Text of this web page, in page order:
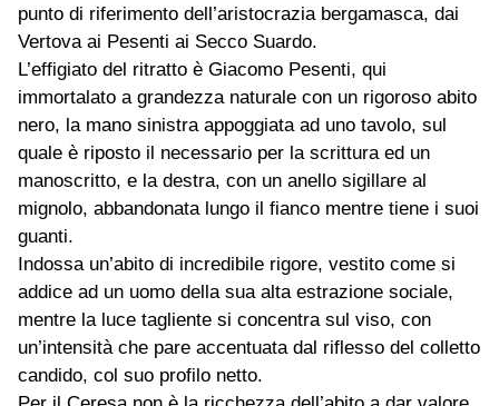
punto di riferimento dell’aristocrazia bergamasca, dai
Vertova ai Pesenti ai Secco Suardo.
L’effigiato del ritratto è Giacomo Pesenti, qui
immortalato a grandezza naturale con un rigoroso abito
nero, la mano sinistra appoggiata ad uno tavolo, sul
quale è riposto il necessario per la scrittura ed un
manoscritto, e la destra, con un anello sigillare al
mignolo, abbandonata lungo il fianco mentre tiene i suoi
guanti.
Indossa un’abito di incredibile rigore, vestito come si
addice ad un uomo della sua alta estrazione sociale,
mentre la luce tagliente si concentra sul viso, con
un’intensità che pare accentuata dal riflesso del colletto
candido, col suo profilo netto.